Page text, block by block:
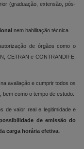
(graduação, extensão, pós-
nem habilitação técnica.
de órgãos como o
CETRAN e CONTRANDIFE,
avaliação e cumprir todos os
bem como o tempo de estudo.
de valor real e legitimidade e
de emissão do
carga horária efetiva.